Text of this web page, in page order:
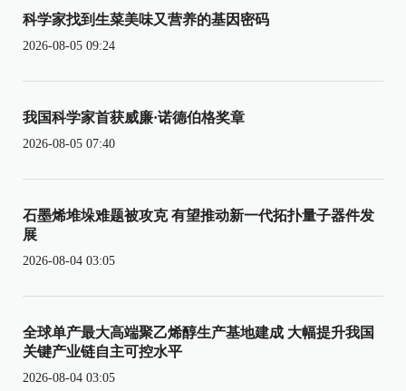
科学家找到生菜美味又营养的基因密码
2026-08-05 09:24
我国科学家首获威廉·诺德伯格奖章
2026-08-05 07:40
石墨烯堆垛难题被攻克 有望推动新一代拓扑量子器件发
展
2026-08-04 03:05
全球单产最大高端聚乙烯醇生产基地建成 大幅提升我国
关键产业链自主可控水平
2026-08-04 03:05